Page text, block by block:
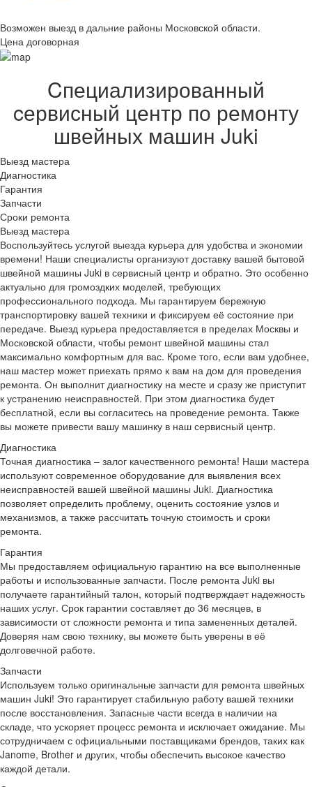
Возможен выезд в дальние районы Московской области.
Цена договорная
Cпециализированный
cервисный центр по ремонту
швейных машин Juki
Выезд мастера
Диагностика
Гарантия
Запчасти
Сроки ремонта
Выезд мастера
Воспользуйтесь услугой выезда курьера для удобства и экономии
времени! Наши специалисты организуют доставку вашей бытовой
швейной машины Juki в сервисный центр и обратно. Это особенно
актуально для громоздких моделей, требующих
профессионального подхода. Мы гарантируем бережную
транспортировку вашей техники и фиксируем её состояние при
передаче. Выезд курьера предоставляется в пределах Москвы и
Московской области, чтобы ремонт швейной машины стал
максимально комфортным для вас. Кроме того, если вам удобнее,
наш мастер может приехать прямо к вам на дом для проведения
ремонта. Он выполнит диагностику на месте и сразу же приступит
к устранению неисправностей. При этом диагностика будет
бесплатной, если вы согласитесь на проведение ремонта. Также
вы можете привести вашу машинку в наш сервисный центр.
Диагностика
Точная диагностика – залог качественного ремонта! Наши мастера
используют современное оборудование для выявления всех
неисправностей вашей швейной машины Juki. Диагностика
позволяет определить проблему, оценить состояние узлов и
механизмов, а также рассчитать точную стоимость и сроки
ремонта.
Гарантия
Мы предоставляем официальную гарантию на все выполненные
работы и использованные запчасти. После ремонта Juki вы
получаете гарантийный талон, который подтверждает надежность
наших услуг. Срок гарантии составляет до 36 месяцев, в
зависимости от сложности ремонта и типа замененных деталей.
Доверяя нам свою технику, вы можете быть уверены в её
долговечной работе.
Запчасти
Используем только оригинальные запчасти для ремонта швейных
машин Juki! Это гарантирует стабильную работу вашей техники
после восстановления. Запасные части всегда в наличии на
складе, что ускоряет процесс ремонта и исключает ожидание. Мы
сотрудничаем с официальными поставщиками брендов, таких как
Janome, Brother и других, чтобы обеспечить высокое качество
каждой детали.